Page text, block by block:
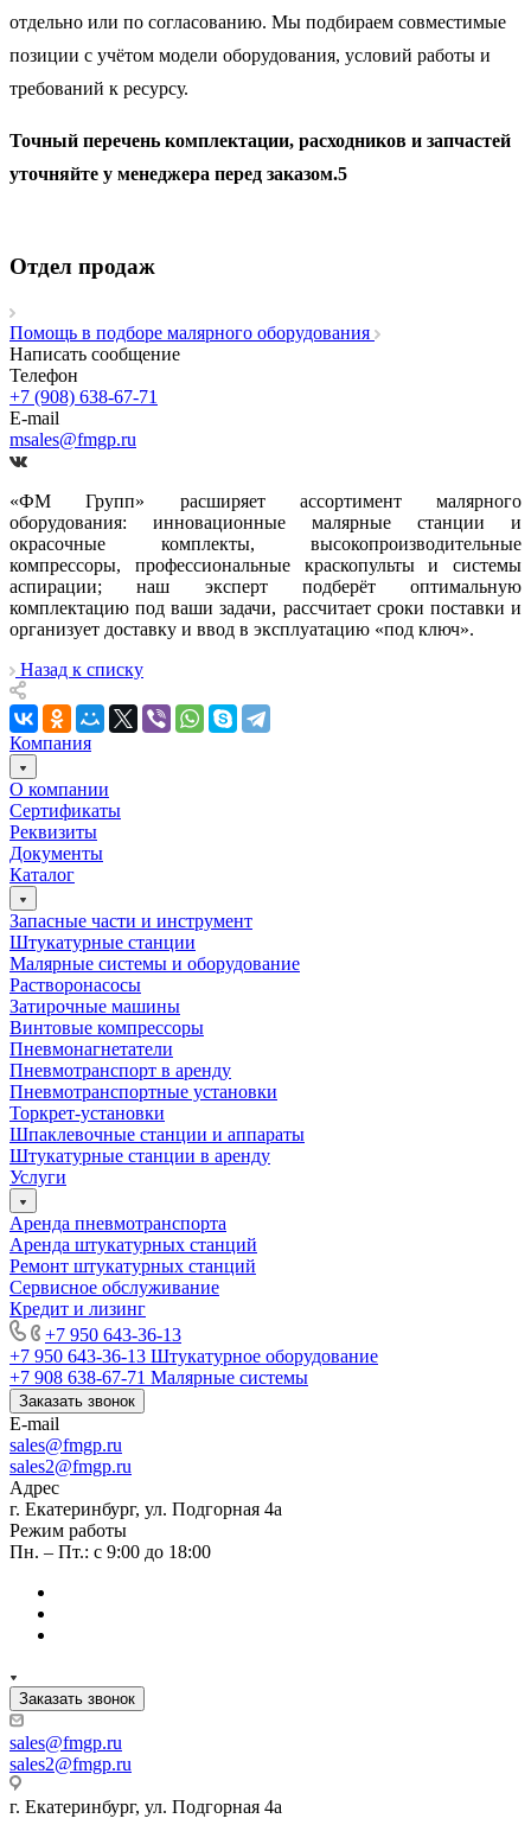
отдельно или по согласованию. Мы подбираем совместимые
позиции с учётом модели оборудования, условий работы и
требований к ресурсу.
Точный перечень комплектации, расходников и запчастей
уточняйте у менеджера перед заказом.5
Отдел продаж
Помощь в подборе малярного оборудования
Написать сообщение
Телефон
+7 (908) 638-67-71
E-mail
msales@fmgp.ru
«ФМ Групп» расширяет ассортимент малярного
оборудования: инновационные малярные станции и
окрасочные комплекты, высокопроизводительные
компрессоры, профессиональные краскопульты и системы
аспирации; наш эксперт подберёт оптимальную
комплектацию под ваши задачи, рассчитает сроки поставки и
организует доставку и ввод в эксплуатацию «под ключ».
Назад к списку
Компания
О компании
Сертификаты
Реквизиты
Документы
Каталог
Запасные части и инструмент
Штукатурные станции
Малярные системы и оборудование
Растворонасосы
Затирочные машины
Винтовые компрессоры
Пневмонагнетатели
Пневмотранспорт в аренду
Пневмотранспортные установки
Торкрет-установки
Шпаклевочные станции и аппараты
Штукатурные станции в аренду
Услуги
Аренда пневмотранспорта
Аренда штукатурных станций
Ремонт штукатурных станций
Сервисное обслуживание
Кредит и лизинг
+7 950 643-36-13
+7 950 643-36-13 Штукатурное оборудование
+7 908 638-67-71 Малярные системы
Заказать звонок
E-mail
sales@fmgp.ru
sales2@fmgp.ru
Адрес
г. Екатеринбург, ул. Подгорная 4а
Режим работы
Пн. – Пт.: с 9:00 до 18:00
Заказать звонок
sales@fmgp.ru
sales2@fmgp.ru
г. Екатеринбург, ул. Подгорная 4а